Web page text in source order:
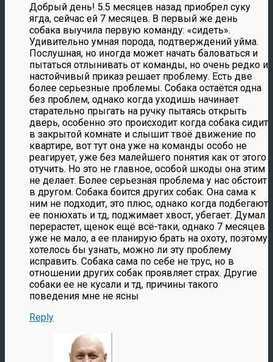
Добрый день! 5.5 месяцев назад приобрел суку
ягда, сейчас ей 7 месяцев. В первый же день
собака выучила первую команду: «сидеть».
Удивительно умная порода, подтверждений уйма.
Послушная, но иногда может начать баловаться и
пытаться отлынивать от команды, но очень редко и
настойчивый приказ решает проблему. Есть две
более серьезные проблемы. Собака остаётся одна
без проблем, однако когда уходишь начинает
старательно прыгать на ручку пытаясь открыть
дверь, особенно это происходит когда собака сидит
в закрытой комнате и слышит твоё движение по
квартире, вот тут она уже на команды особо не
реагирует, уже без малейшего понятия как от этого
отучить. Но это не главное, особой шкоды она этим
не делает. Более серьезная проблема у нас обстоит
в другом. Собака боится других собак. Она сама к
ним не подходит, это плюс, однако когда подбегают
ее понюхать и тд, поджимает хвост, убегает. Думал
перерастет, щенок ещё всё-таки, однако 7 месяцев
уже не мало, а ее планирую брать на охоту, поэтому
хотелось бы узнать, можно ли эту проблему
исправить. Собака сама по себе не трус, но в
отношении других собак проявляет страх. Другие
собаки ее не кусали и тд, причины такого
поведения мне не ясны
Reply